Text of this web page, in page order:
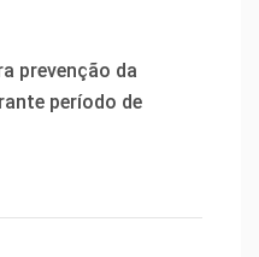
prevenção da
período de